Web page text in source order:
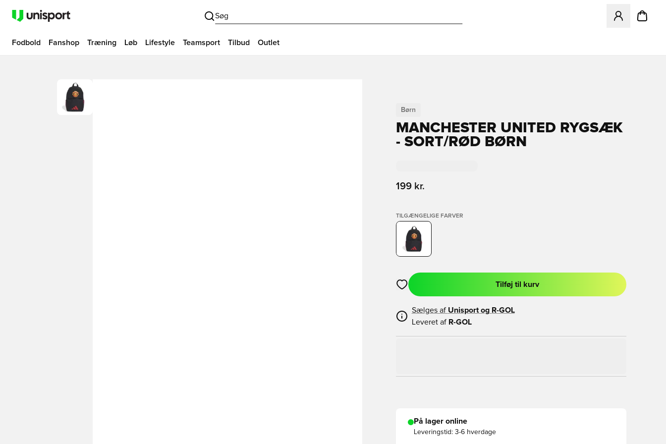
Søg
Åbner en
Fodbold Fanshop Træning Løb Lifestyle Teamsport Tilbud Outlet
Børn
MANCHESTER UNITED RYGSÆK
- SORT/RØD BØRN
199 kr.
TILGÆNGELIGE FARVER
Åbner en Modal til at logge ind eller tilmelde dig som medlem
Tilføj til kurv
Sælges af Unisport og R-GOL
Leveret af R-GOL
På lager online
Leveringstid: 3-6 hverdage